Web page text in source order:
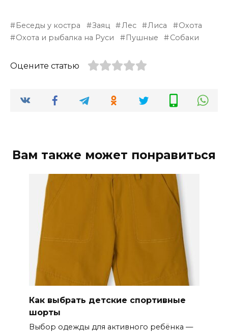
Беседы у костра Заяц Лес Лиса
Охота
Охота и рыбалка на Руси
Пушные Собаки
Оцените статью
Вам также может понравиться
Как выбрать детские спортивные
шорты
Выбор одежды для активного ребёнка —